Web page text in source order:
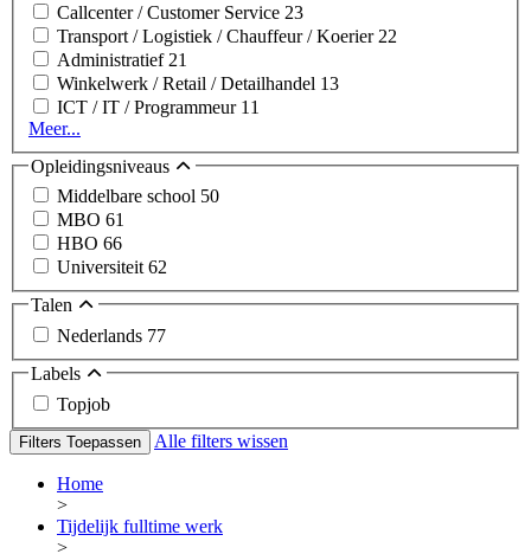
Callcenter / Customer Service 23
Transport / Logistiek / Chauffeur / Koerier 22
Administratief 21
Winkelwerk / Retail / Detailhandel 13
ICT / IT / Programmeur 11
Meer...
Opleidingsniveaus
Middelbare school 50
MBO 61
HBO 66
Universiteit62
Talen
Nederlands 77
Labels
Topjob
Filters Toepassen Alle filters wissen
Home
>
Tijdelijk fulltime werk
>